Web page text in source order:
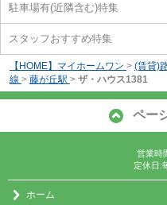
駐車場有(近隣含む)特集
スタッフおすすめ特集
【HOME】マイホームワン > (賃貸)
線 > 藤が丘駅 > ザ・ハウス1381
ペー
営業時
定休日:
ホーム